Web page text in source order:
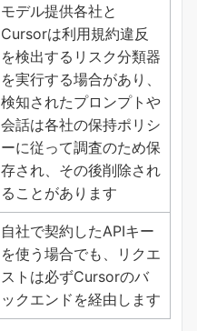
モデル提供各社と
Cursorは利用規約違反
を検出するリスク分類器
を実行する場合があり、
検知されたプロンプトや
会話は各社の保持ポリシ
ーに従って調査のため保
存され、その後削除され
ることがあります
自社で契約したAPIキー
を使う場合でも、リクエ
ストは必ずCursorのバ
ックエンドを経由します